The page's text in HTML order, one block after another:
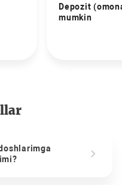
Depozit
mumkin